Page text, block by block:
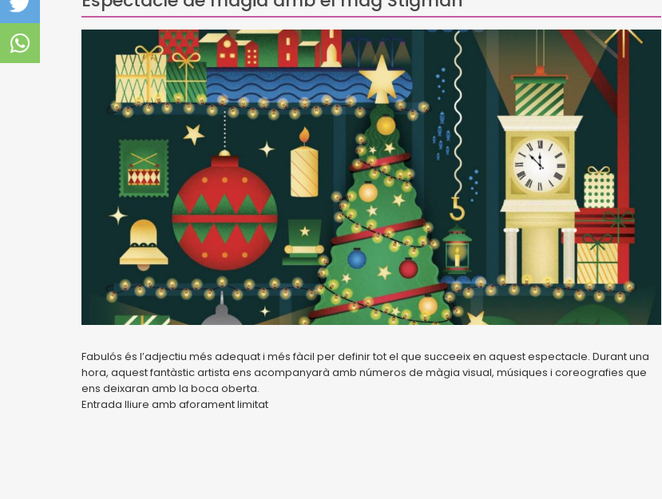
Fabulós és l’adjectiu més adequat i més fàcil per definir tot el que succeeix en aquest espectacle. Durant una
hora, aquest fantàstic artista ens acompanyarà amb números de màgia visual, músiques i coreografies que
ens deixaran amb la boca oberta.
Entrada lliure amb aforament limitat